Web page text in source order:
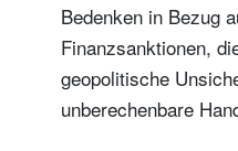
Bedenken in Bezug
Finanzsanktionen,
geopolitische
unberechenbare